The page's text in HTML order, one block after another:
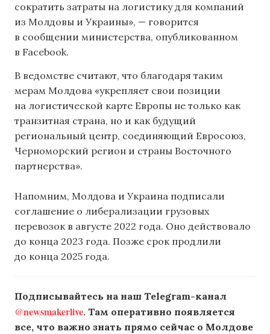
сократить затраты на логистику для компаний
из Молдовы и Украины», — говорится
в сообщении министерства, опубликованном
в Facebook.
В ведомстве считают, что благодаря таким
мерам Молдова «укрепляет свои позиции
на логистической карте Европы не только как
транзитная страна, но и как будущий
региональный центр, соединяющий Евросоюз,
Черноморский регион и страны Восточного
партнерства».
Напомним, Молдова и Украина подписали
соглашение о либерализации грузовых
перевозок в августе 2022 года. Оно действовало
до конца 2023 года. Позже срок продлили
до конца 2025 года.
Подписывайтесь на наш Telegram-канал
@newsmakerlive. Там оперативно появляется
все, что важно знать прямо сейчас о Молдове